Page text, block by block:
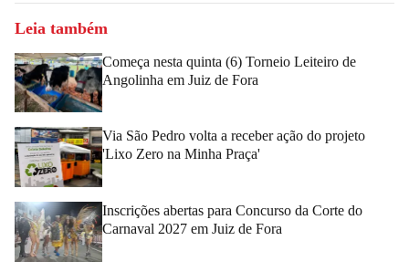
Leia também
Começa nesta quinta (6) Torneio Leiteiro de
Angolinha em Juiz de Fora
Via São Pedro volta a receber ação do projeto
'Lixo Zero na Minha Praça'
Inscrições abertas para Concurso da Corte do
Carnaval 2027 em Juiz de Fora